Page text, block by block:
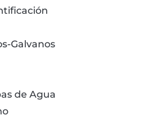
Galvanos
de Agua